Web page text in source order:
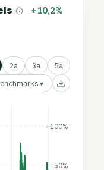
+10,2%
2a 3a 5a
▾
+50%
+100%